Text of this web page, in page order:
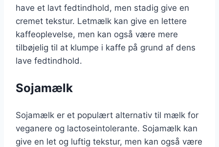
have et lavt fedtindhold, men stadig give en
cremet tekstur. Letmælk kan give en lettere
kaffeoplevelse, men kan også være mere
tilbøjelig til at klumpe i kaffe på grund af dens
lave fedtindhold.
Sojamælk
Sojamælk er et populært alternativ til mælk for
veganere og lactoseintolerante. Sojamælk kan
give en let og luftig tekstur, men kan også være